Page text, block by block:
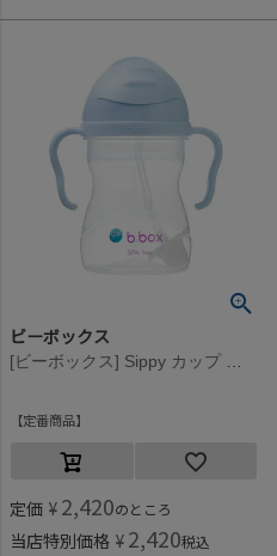
ビーボックス
[ビーボックス] Sippy カップ ジェラートシリーズ(240ml) バブルガム
定番商品
定価 ¥ 2,420のところ
当店特別価格 ¥ 2,420税込